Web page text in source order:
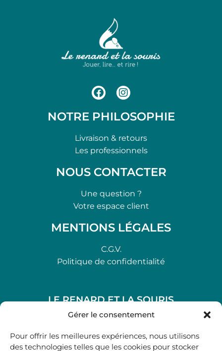
Gérer le consentement
Pour offrir les meilleures expériences, nous utilisons
des technologies telles que les cookies pour stocker
NOTRE PHILOSOPHIE
Livraison & retours
Les professionnels
NOUS CONTACTER
Une question ?
Votre espace client
MENTIONS LÉGALES
C.G.V.
Politique de confidentialité
LE RENARD ET LA SOURIS
48, rue Maubec 33210 LANGON
05 40 41 37 18